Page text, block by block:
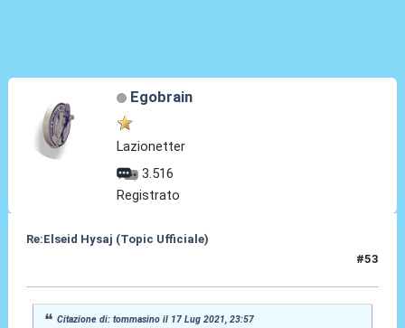
Egobrain
Lazionetter
3.516
Registrato
Re:Elseid Hysaj (Topic Ufficiale)
#53
Citazione di: tommasino il 17 Lug 2021, 23:57